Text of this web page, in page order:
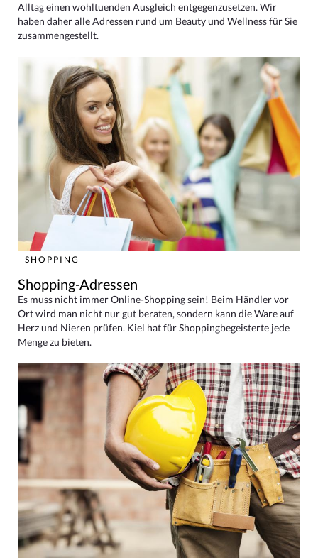
Alltag einen wohltuenden Ausgleich entgegenzusetzen. Wir
haben daher alle Adressen rund um Beauty und Wellness für Sie
zusammengestellt.
SHOPPING
Shopping-Adressen
Es muss nicht immer Online-Shopping sein! Beim Händler vor
Ort wird man nicht nur gut beraten, sondern kann die Ware auf
Herz und Nieren prüfen. Kiel hat für Shoppingbegeisterte jede
Menge zu bieten.